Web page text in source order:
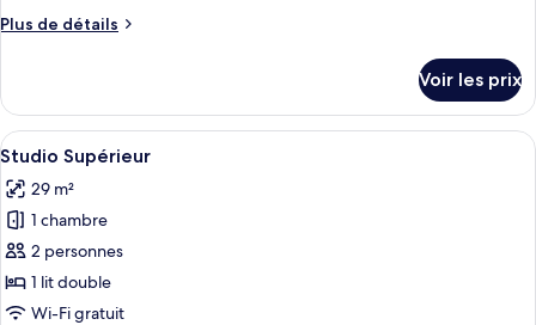
chambre :
Plus de détails
Plus
le
type
de
Studio
Standard
Voir les prix
Afficher
toutes
les
photos
pour
ce
type
Une chambre moderne avec un
16
Studio Supérieur
29 m²
1 chambre
2 personnes
1 lit double
Wi-Fi gratuit